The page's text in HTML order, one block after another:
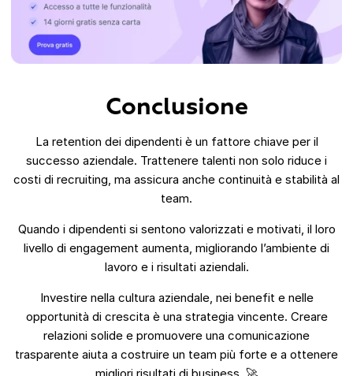
Conclusione
La retention dei dipendenti è un fattore chiave per il
successo aziendale. Trattenere talenti non solo riduce i
costi di recruiting, ma assicura anche continuità e stabilità al
team.
Quando i dipendenti si sentono valorizzati e motivati, il loro
livello di engagement aumenta, migliorando l’ambiente di
lavoro e i risultati aziendali.
Investire nella cultura aziendale, nei benefit e nelle
opportunità di crescita è una strategia vincente. Creare
relazioni solide e promuovere una comunicazione
trasparente aiuta a costruire un team più forte e a ottenere